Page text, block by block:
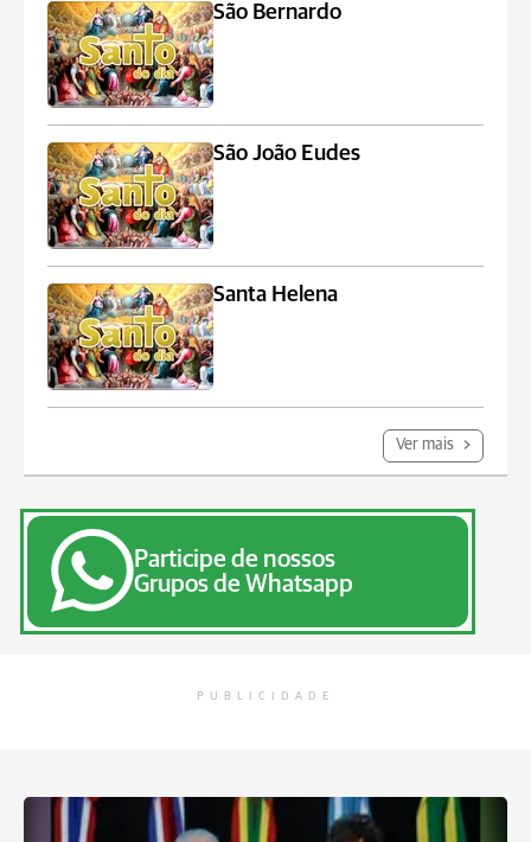
São Bernardo
São João Eudes
Santa Helena
Ver mais
Participe de nossos
Grupos de Whatsapp
PUBLICIDADE